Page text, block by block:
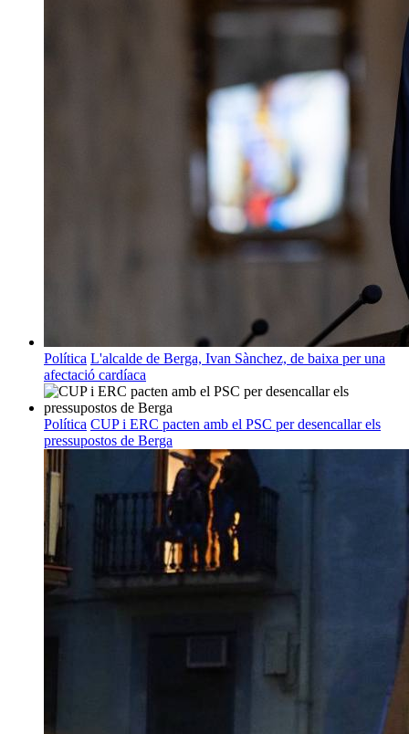
Política L'alcalde de Berga, Ivan Sànchez, de baixa per una
afectació cardíaca
Política CUP i ERC pacten amb el PSC per desencallar els
pressupostos de Berga